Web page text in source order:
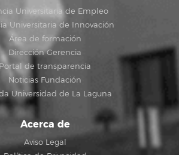
Universitaria de Empleo
Universitaria de Innovación
Área de formación
Dirección Gerencia
Portal de transparencia
Noticias Fundación
Universidad de La Laguna
Acerca de
Aviso Legal